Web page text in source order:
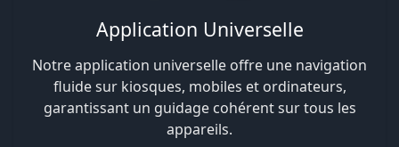
Application Universelle
Notre application universelle offre une navigation
fluide sur kiosques, mobiles et ordinateurs,
garantissant un guidage cohérent sur tous les
appareils.